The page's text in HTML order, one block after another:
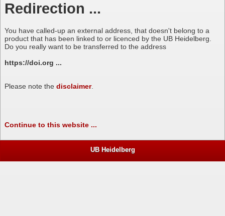
Redirection ...
You have called-up an external address, that doesn't belong to a
product that has been linked to or licenced by the UB Heidelberg.
Do you really want to be transferred to the address
https://doi.org ...
Please note the disclaimer.
Continue to this website ...
UB Heidelberg